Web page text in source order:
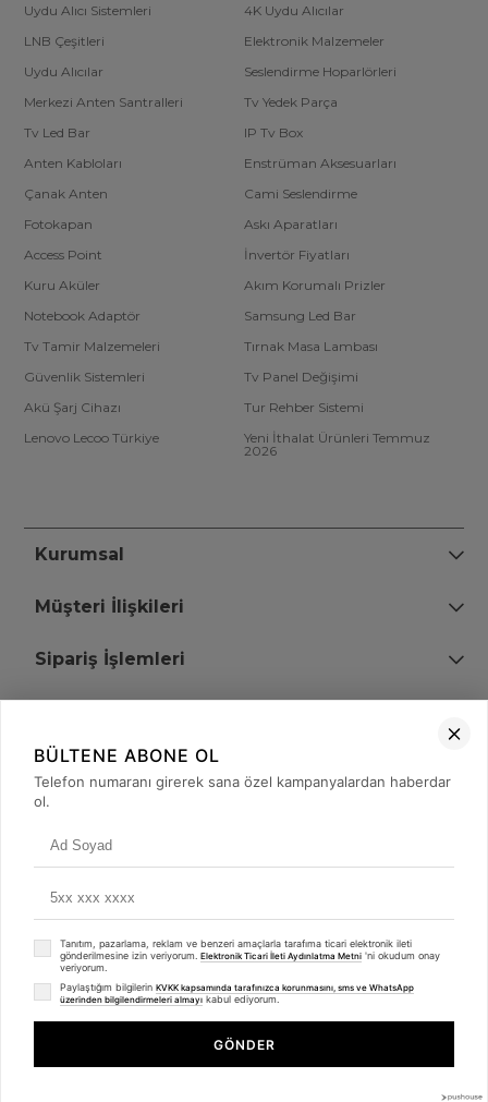
Uydu Alıcı Sistemleri
4K Uydu Alıcılar
LNB Çeşitleri
Elektronik Malzemeler
Uydu Alıcılar
Seslendirme Hoparlörleri
Merkezi Anten Santralleri
Tv Yedek Parça
Tv Led Bar
IP Tv Box
Anten Kabloları
Enstrüman Aksesuarları
Çanak Anten
Cami Seslendirme
Fotokapan
Askı Aparatları
Access Point
İnvertör Fiyatları
Kuru Aküler
Akım Korumalı Prizler
Notebook Adaptör
Samsung Led Bar
Tv Tamir Malzemeleri
Tırnak Masa Lambası
Güvenlik Sistemleri
Tv Panel Değişimi
Akü Şarj Cihazı
Tur Rehber Sistemi
Lenovo Lecoo Türkiye
Yeni İthalat Ürünleri Temmuz
2026
Kurumsal
Müşteri İlişkileri
Sipariş İşlemleri
+90 (850) 473 08 08
© 2008 - 2026merterelektronik.com
- Tüm Hakları Saklıdır. Kredi kartı bilgileriniz 256bit SSL sertifikası ile
Whatsapp
BÜLTENE ABONE OL
Telefon numaranı girerek sana özel kampanyalardan haberdar
ol.
Tanıtım, pazarlama, reklam ve benzeri amaçlarla tarafıma ticari elektronik ileti
gönderilmesine izin veriyorum. Elektronik Ticari İleti Aydınlatma Metni 'ni okudum onay
veriyorum.
Paylaştığım bilgilerin KVKK kapsamında tarafınızca korunmasını, sms ve WhatsApp
üzerinden bilgilendirmeleri almayı kabul ediyorum.
GÖNDER